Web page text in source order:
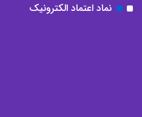
نماد اعتماد الکترونیک